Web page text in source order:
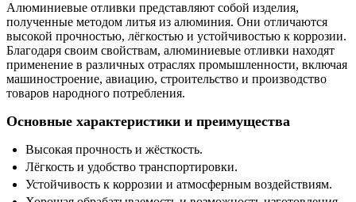
Алюминиевые отливки представляют собой изделия,
полученные методом литья из алюминия. Они отличаются
высокой прочностью, лёгкостью и устойчивостью к коррозии.
Благодаря своим свойствам, алюминиевые отливки находят
применение в различных отраслях промышленности, включая
машиностроение, авиацию, строительство и производство
товаров народного потребления.
Основные характеристики и преимущества
Высокая прочность и жёсткость.
Лёгкость и удобство транспортировки.
Устойчивость к коррозии и атмосферным воздействиям.